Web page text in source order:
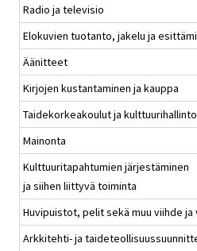
Radio ja televisio
Elokuvien tuotanto, jakelu ja
Äänitteet
Kirjojen kustantaminen ja kauppa
Taidekorkeakoulut ja kulttuurihallinto
Mainonta
Kulttuuritapahtumien järjestäminen
ja siihen liittyvä toiminta
Huvipuistot, pelit sekä muu viihde
Arkkitehti- ja